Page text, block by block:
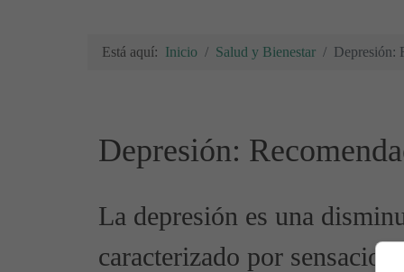
Está aquí: Inicio Salud y Bienestar Depresión:
Depresión:
La depresión es una
caracterizado por